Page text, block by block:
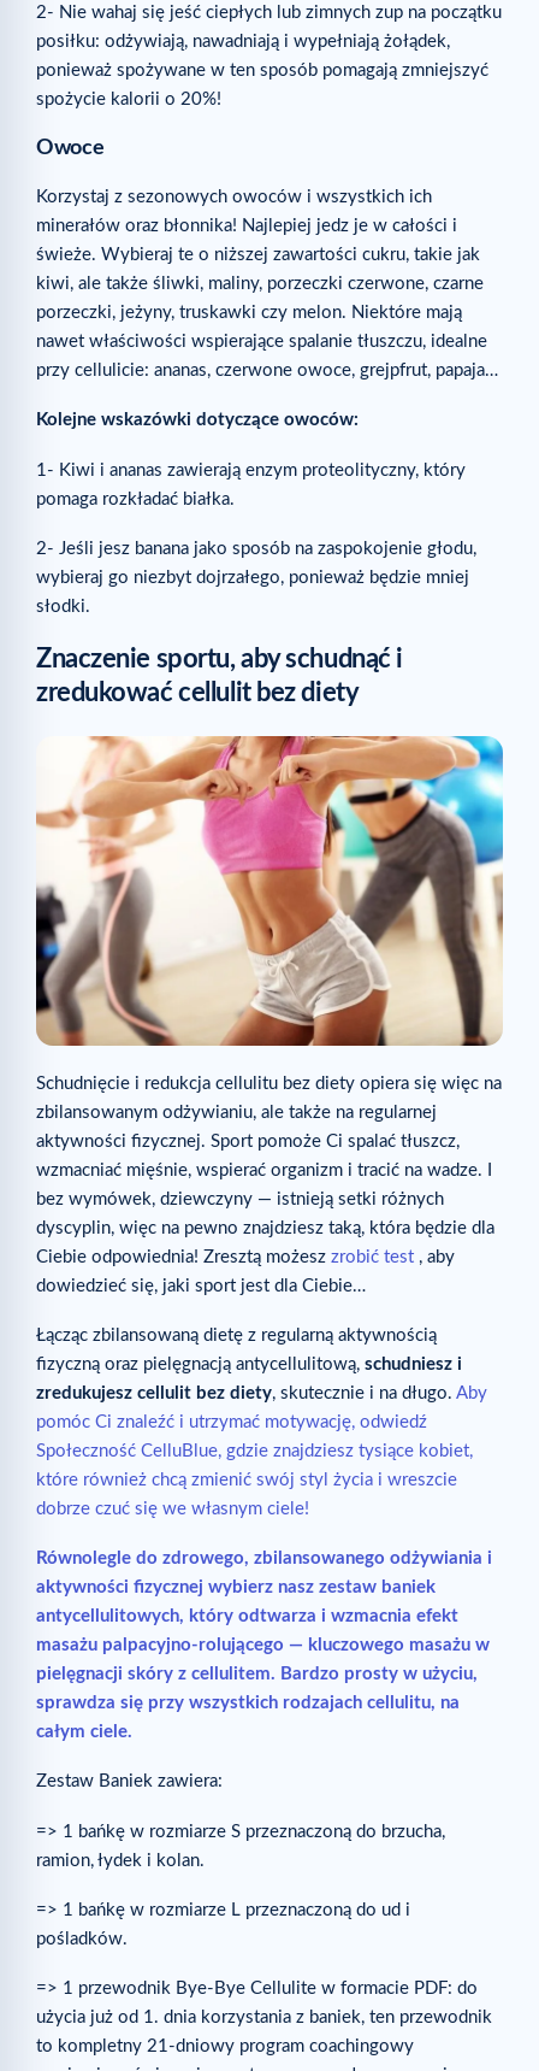
2- Nie wahaj się jeść ciepłych lub zimnych zup na początku
posiłku: odżywiają, nawadniają i wypełniają żołądek,
ponieważ spożywane w ten sposób pomagają zmniejszyć
spożycie kalorii o 20%!
Owoce
Korzystaj z sezonowych owoców i wszystkich ich
minerałów oraz błonnika! Najlepiej jedz je w całości i
świeże. Wybieraj te o niższej zawartości cukru, takie jak
kiwi, ale także śliwki, maliny, porzeczki czerwone, czarne
porzeczki, jeżyny, truskawki czy melon. Niektóre mają
nawet właściwości wspierające spalanie tłuszczu, idealne
przy cellulicie: ananas, czerwone owoce, grejpfrut, papaja…
Kolejne wskazówki dotyczące owoców:
1- Kiwi i ananas zawierają enzym proteolityczny, który
pomaga rozkładać białka.
2- Jeśli jesz banana jako sposób na zaspokojenie głodu,
wybieraj go niezbyt dojrzałego, ponieważ będzie mniej
słodki.
Znaczenie sportu, aby schudnąć i
zredukować cellulit bez diety
Schudnięcie i redukcja cellulitu bez diety opiera się więc na
zbilansowanym odżywianiu, ale także na regularnej
aktywności fizycznej. Sport pomoże Ci spalać tłuszcz,
wzmacniać mięśnie, wspierać organizm i tracić na wadze. I
bez wymówek, dziewczyny — istnieją setki różnych
dyscyplin, więc na pewno znajdziesz taką, która będzie dla
Ciebie odpowiednia! Zresztą możesz zrobić test , aby
dowiedzieć się, jaki sport jest dla Ciebie…
Łącząc zbilansowaną dietę z regularną aktywnością
fizyczną oraz pielęgnacją antycellulitową, schudniesz i
zredukujesz cellulit bez diety, skutecznie i na długo. Aby
pomóc Ci znaleźć i utrzymać motywację, odwiedź
Społeczność CelluBlue, gdzie znajdziesz tysiące kobiet,
które również chcą zmienić swój styl życia i wreszcie
dobrze czuć się we własnym ciele!
Równolegle do zdrowego, zbilansowanego odżywiania i
aktywności fizycznej wybierz nasz zestaw baniek
antycellulitowych, który odtwarza i wzmacnia efekt
masażu palpacyjno-rolującego — kluczowego masażu w
pielęgnacji skóry z cellulitem. Bardzo prosty w użyciu,
sprawdza się przy wszystkich rodzajach cellulitu, na
całym ciele.
Zestaw Baniek zawiera:
=> 1 bańkę w rozmiarze S przeznaczoną do brzucha,
ramion, łydek i kolan.
=> 1 bańkę w rozmiarze L przeznaczoną do ud i
pośladków.
=> 1 przewodnik Bye-Bye Cellulite w formacie PDF: do
użycia już od 1. dnia korzystania z baniek, ten przewodnik
to kompletny 21-dniowy program coachingowy